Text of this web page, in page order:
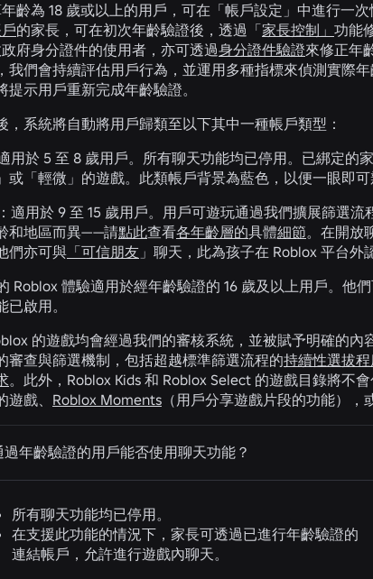
齡為 18 歲或以上的用戶，可在「帳戶設定」中進行一
的家長，可在初次年齡驗證後，透過「家長控制」 功能
府身分證件的使用者，亦可透過身分證件驗證來修正年
我們會持續評估用戶行為，並運用多種指標來偵測實際
提示用戶重新完成年齡驗證。
，系統將自動將用戶歸類至以下其中一種帳戶類型：
用於 5 至 8 歲用戶。所有聊天功能均已停用。已綁定的
或「輕微」的遊戲。此類帳戶背景為藍色，以便一眼即可
適用於 9 至 15 歲用戶。用戶可遊玩通過我們擴展篩選
和地區而異——請點此查看各年齡層的具體細節。在開放
們亦可與 「可信朋友 」聊天，此為孩子在 Roblox 平台外
Roblox 體驗適用於經年齡驗證的 16 歲及以上用戶。他
啟用。
的遊戲均會經過我們的審核系統，並被賦予明確的
審查與篩選機制，包括超越標準篩選流程的持續性選拔
。此外，Roblox Kids 和 Roblox Select 的遊戲目錄將不
戲、 Roblox Moments （用戶分享遊戲片段的功能），
過年齡驗證的用戶能否使用聊天功能？
所有聊天功能均已停用。
在支援此功能的情況下，家長可透過已進行年齡驗證的
連結帳戶，允許進行遊戲內聊天。